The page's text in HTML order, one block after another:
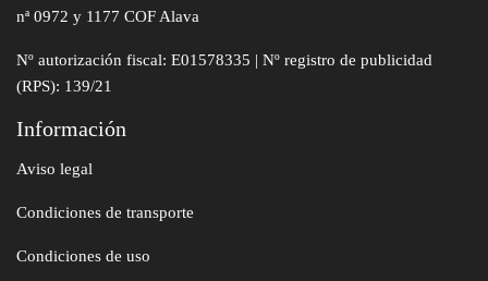
nª 0972 y 1177 COF Alava
Nº autorización fiscal: E01578335 | Nº registro de publicidad
(RPS): 139/21
Información
Aviso legal
Condiciones de transporte
Condiciones de uso